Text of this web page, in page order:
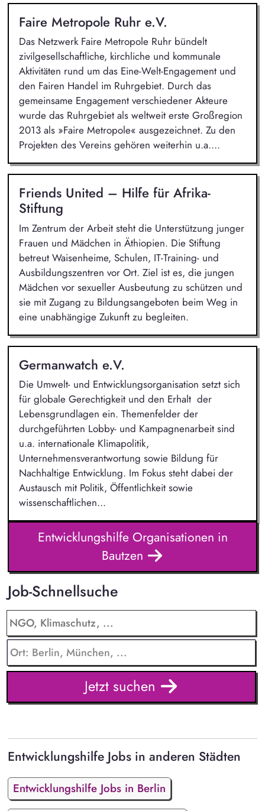
Faire Metropole Ruhr e.V.
Das Netzwerk Faire Metropole Ruhr bündelt
zivilgesellschaftliche, kirchliche und kommunale
Aktivitäten rund um das Eine-Welt-Engagement und
den Fairen Handel im Ruhrgebiet. Durch das
gemeinsame Engagement verschiedener Akteure
wurde das Ruhrgebiet als weltweit erste Großregion
2013 als »Faire Metropole« ausgezeichnet. Zu den
Projekten des Vereins gehören weiterhin u.a....
Friends United – Hilfe für Afrika-
Stiftung
Im Zentrum der Arbeit steht die Unterstützung junger
Frauen und Mädchen in Äthiopien. Die Stiftung
betreut Waisenheime, Schulen, IT-Training- und
Ausbildungszentren vor Ort. Ziel ist es, die jungen
Mädchen vor sexueller Ausbeutung zu schützen und
sie mit Zugang zu Bildungsangeboten beim Weg in
eine unabhängige Zukunft zu begleiten.
Germanwatch e.V.
Die Umwelt- und Entwicklungsorganisation setzt sich
für globale Gerechtigkeit und den Erhalt der
Lebensgrundlagen ein. Themenfelder der
durchgeführten Lobby- und Kampagnenarbeit sind
u.a. internationale Klimapolitik,
Unternehmensverantwortung sowie Bildung für
Nachhaltige Entwicklung. Im Fokus steht dabei der
Austausch mit Politik, Öffentlichkeit sowie
wissenschaftlichen...
Entwicklungshilfe Organisationen in
Bautzen
Job-Schnellsuche
Jetzt suchen
Entwicklungshilfe Jobs in anderen Städten
Entwicklungshilfe Jobs in Berlin